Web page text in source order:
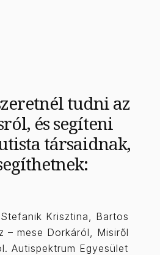
tudni az
és segíteni
társaidnak,
Krisztina, Bartos
– mese Dorkáról, Misiről
Autispektrum Egyesület